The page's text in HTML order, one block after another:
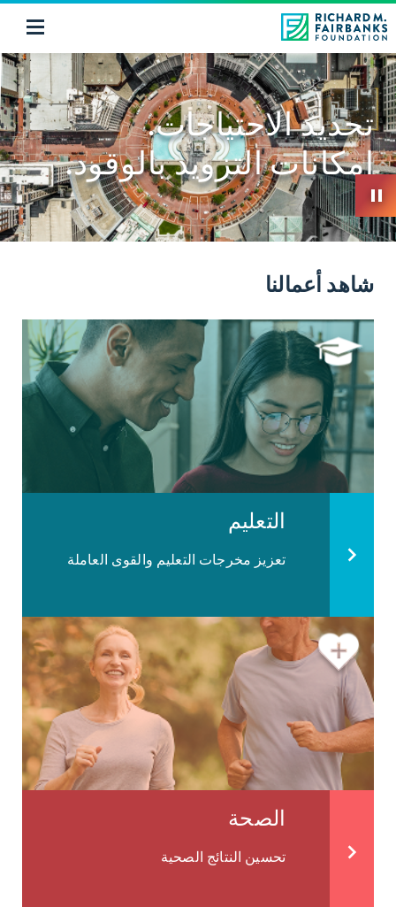
تحديد الاحتياجات.
إمكانات التزويد بالوقود.
شاهد أعمالنا
التعليم
تعزيز مخرجات التعليم والقوى العاملة
الصحة
تحسين النتائج الصحية